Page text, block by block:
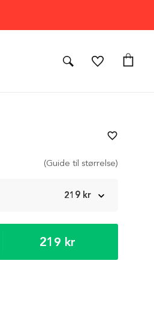
(Guide til størrelse)
219 kr
219 kr
favorite_border